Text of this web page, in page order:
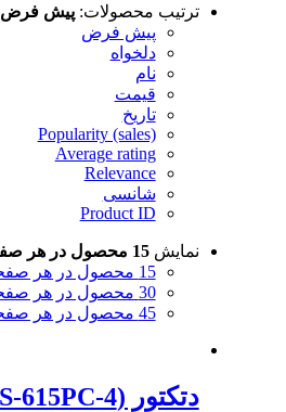
ترتیب محصولات:پیش فرض
پیش فرض
دلخواه
نام
قیمت
تاریخ
Popularity (sales)
Average rating
Relevance
شانسی
Product ID
نمایش15 محصول در هر صفحه
15 محصول در هر صفحه
30 محصول در هر صفحه
45 محصول در هر صفحه
دتکتور (MS-615PC-4)